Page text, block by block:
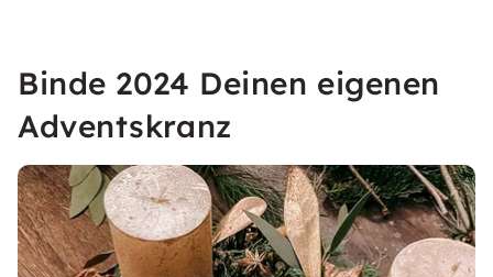
Binde 2024 Deinen eigenen
Adventskranz